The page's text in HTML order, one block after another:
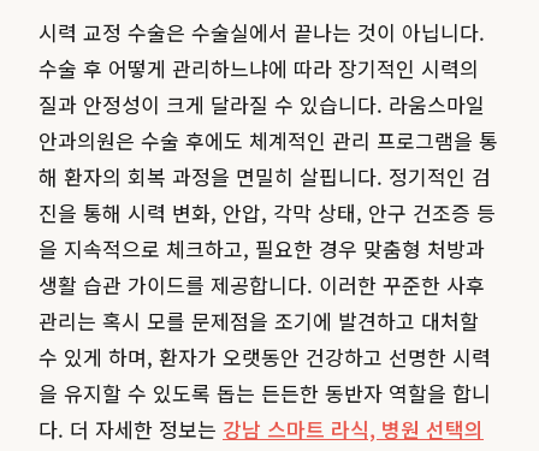
시력 교정 수술은 수술실에서 끝나는 것이 아닙니다.
수술 후 어떻게 관리하느냐에 따라 장기적인 시력의
질과 안정성이 크게 달라질 수 있습니다. 라움스마일
안과의원은 수술 후에도 체계적인 관리 프로그램을 통
해 환자의 회복 과정을 면밀히 살핍니다. 정기적인 검
진을 통해 시력 변화, 안압, 각막 상태, 안구 건조증 등
을 지속적으로 체크하고, 필요한 경우 맞춤형 처방과
생활 습관 가이드를 제공합니다. 이러한 꾸준한 사후
관리는 혹시 모를 문제점을 조기에 발견하고 대처할
수 있게 하며, 환자가 오랫동안 건강하고 선명한 시력
을 유지할 수 있도록 돕는 든든한 동반자 역할을 합니
다. 더 자세한 정보는 강남 스마트 라식, 병원 선택의